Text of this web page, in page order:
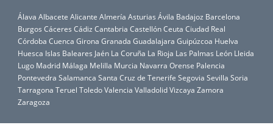
Álava Albacete Alicante Almería Asturias Ávila Badajoz Barcelona
Burgos Cáceres Cádiz Cantabria CastellónCeuta Ciudad Real
Córdoba Cuenca Girona Granada Guadalajara Guipúzcoa Huelva
Huesca Islas Baleares Jaén La Coruña La Rioja Las Palmas León Lleida
Lugo Madrid Málaga Melilla Murcia Navarra Orense Palencia
Pontevedra Salamanca Santa Cruz de Tenerife Segovia Sevilla Soria
Tarragona Teruel ToledoValencia ValladolidVizcaya Zamora
Zaragoza